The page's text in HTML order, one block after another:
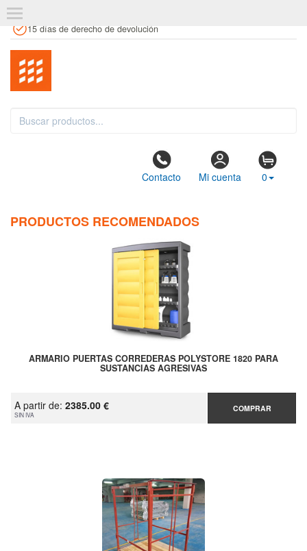
15 días de derecho de devolución
Contacto Mi cuenta 0
PRODUCTOS RECOMENDADOS
ARMARIO PUERTAS CORREDERAS POLYSTORE 1820 PARA
SUSTANCIAS AGRESIVAS
A partir de: 2385.00 €
SIN IVA
COMPRAR